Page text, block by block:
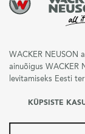
WACKER NEUSON
ainuõigus WACKER
levitamiseks Eesti
KÜPSISTE